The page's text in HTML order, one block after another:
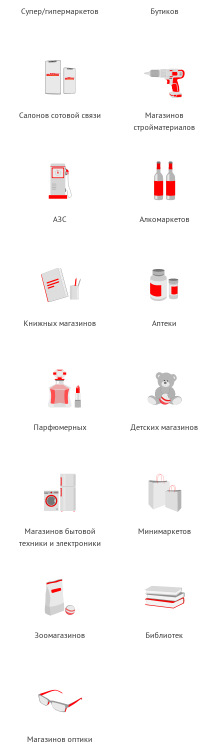
Супер/гипермаркетов Бутиков
Салонов сотовой связи
Магазинов
стройматериалов
АЗС Алкомаркетов
Книжных магазинов Аптеки
Парфюмерных Детских магазинов
Магазинов бытовой
техники и электроники
Минимаркетов
Зоомагазинов Библиотек
Магазинов оптики